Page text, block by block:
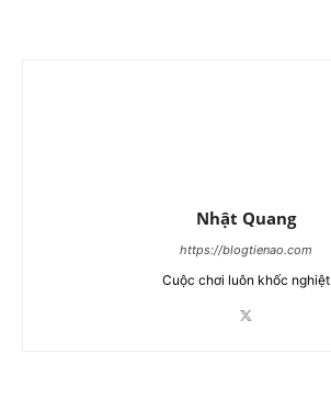
Nhật Quang
https://blogtienao.com
Cuộc chơi luôn khốc nghiệt